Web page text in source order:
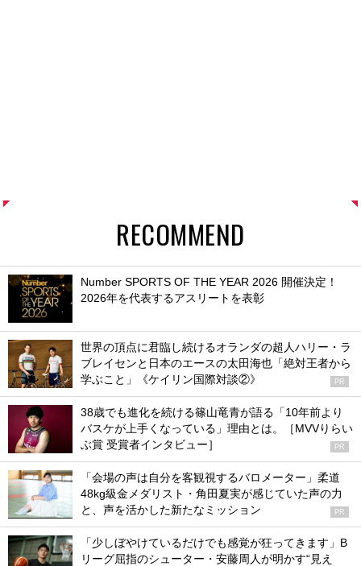
RECOMMEND
Number SPORTS OF THE YEAR 2026 開催決定！
2026年を代表するアスリートを表彰
世界の頂点に君臨し続けるオランダの超人ハリー・ラ
ブレイセンと日本のエースの太田海也「絶対王者から
学ぶこと」《ケイリン国際対談②》
PR
38歳でも進化を続ける篠山竜青が語る「10年前より
バスケが上手くなっている」理由とは。［MVVりらい
ぶ賞 受賞者インタビュー］
PR
「会場の声は自分を客観視するバロメーター」柔道
48kg級金メダリスト・角田夏実が感じていた声の力
と、声を活かした新たなミッション
PR
「少しぼやけているだけでも感覚が狂ってきます」B
リーグ屈指のシューター・安藤周人が明かす“見え